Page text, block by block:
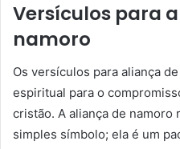
Versículos para
namoro
Os versículos para aliança
espiritual para o
cristão. A aliança de namoro
simples símbolo; ela é um